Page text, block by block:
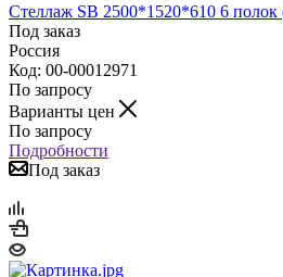
Стеллаж SB 2500*1520*610 6 полок
Под заказ
Россия
Код: 00-00012971
По запросу
Варианты цен
По запросу
Подробности
Под заказ